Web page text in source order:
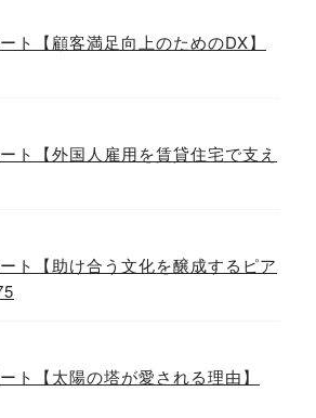
ト【顧客満足向上のためのDX】
ト【外国人雇用を賃貸住宅で支え
ト【助け合う文化を醸成するピア
ト【太陽の塔が愛される理由】